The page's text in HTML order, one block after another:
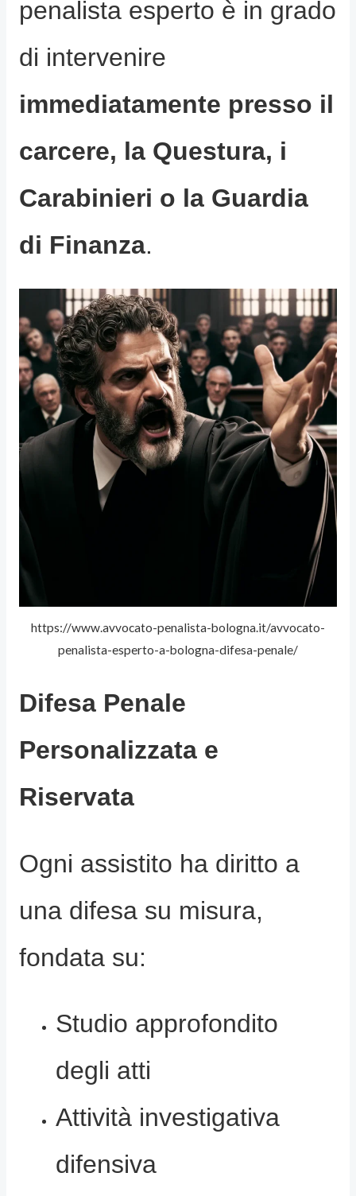
penalista esperto è in grado
di intervenire
immediatamente presso il
carcere, la Questura, i
Carabinieri o la Guardia
di Finanza.
https://www.avvocato-penalista-bologna.it/avvocato-
penalista-esperto-a-bologna-difesa-penale/
Difesa Penale
Personalizzata e
Riservata
Ogni assistito ha diritto a
una difesa su misura,
fondata su:
Studio approfondito
degli atti
Attività investigativa
difensiva